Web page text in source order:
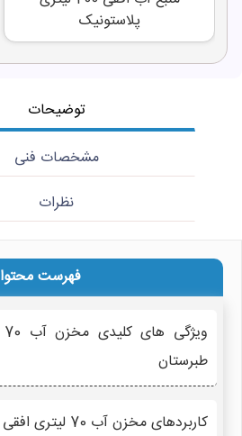
پلاستونیک
توضیحات
مشخصات فنی
نظرات
فهرست محتوا
طبرستان
کاربردهای مخزن آب 70 لیتری افقی سه لایه طبرستان